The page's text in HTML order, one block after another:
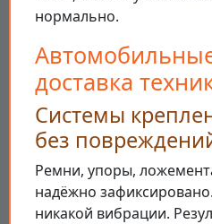
нормально.
доставка
Системы
без
Ремни, упоры,
надёжно
никакой вибрации.